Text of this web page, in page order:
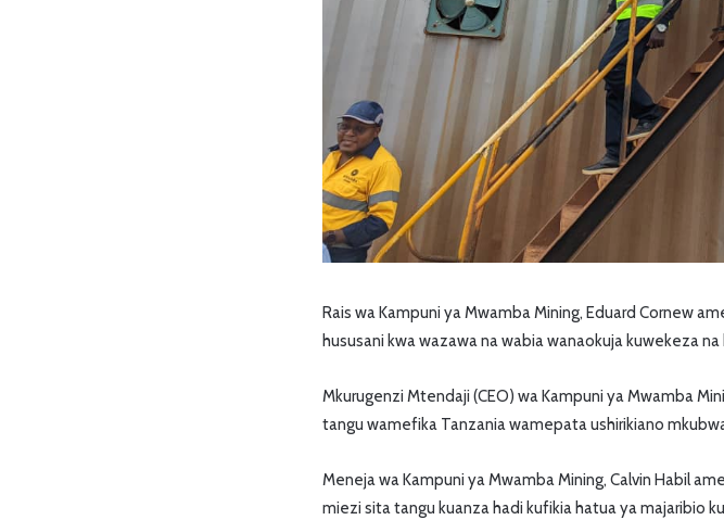
Rais wa Kampuni ya Mwamba Mining, Eduard Cornew
hususani kwa wazawa na wabia wanaokuja kuwekeza
Mkurugenzi Mtendaji (CEO) wa Kampuni ya Mwamba
tangu wamefika Tanzania wamepata ushirikiano
Meneja wa Kampuni ya Mwamba Mining, Calvin Habil
miezi sita tangu kuanza hadi kufikia hatua ya majaribio